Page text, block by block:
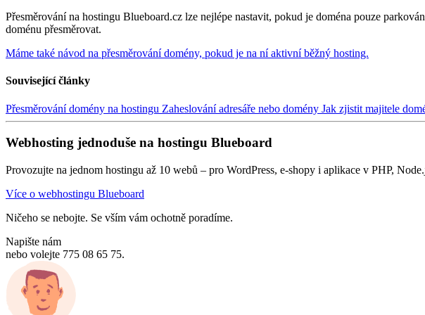
Přesměrování na hostingu Blueboard.cz lze nejlépe nastavit, pokud je doména pouze
doménu přesměrovat.
Máme také návod na přesměrování domény, pokud je na ní aktivní běžný hosting.
Související články
Přesměrování domény na hostingu Zaheslování adresáře nebo domény Jak zjistit majitele
Webhosting jednoduše na hostingu Blueboard
Provozujte na jednom hostingu až 10 webů – pro WordPress, e-shopy i aplikace v PHP,
Více o webhostingu Blueboard
Ničeho se nebojte. Se vším vám ochotně poradíme.
Napište nám
nebo volejte 775 08 65 75.